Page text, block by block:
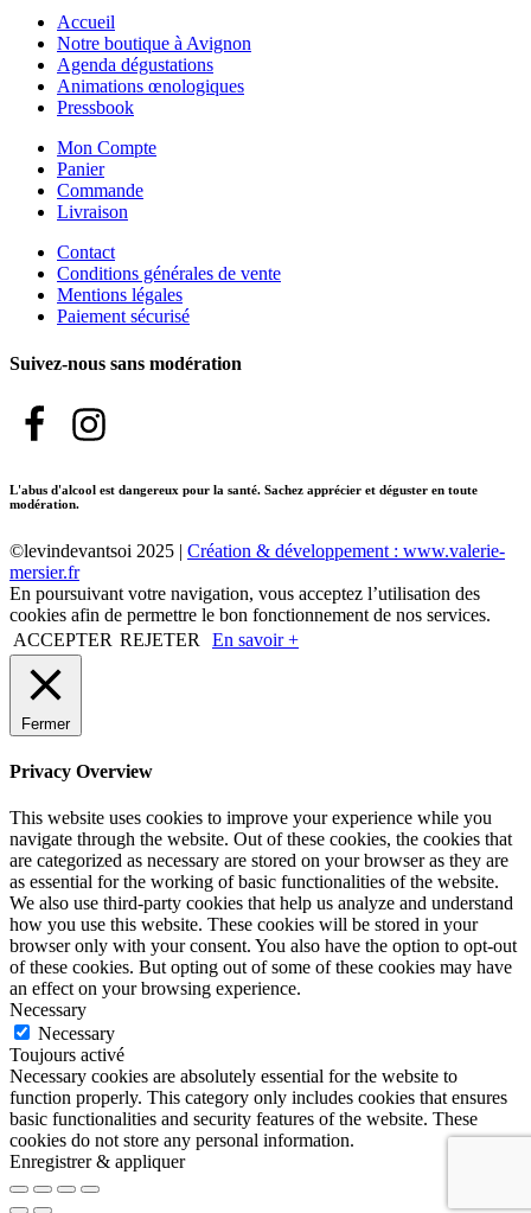
Accueil
Notre boutique à Avignon
Agenda dégustations
Animations œnologiques
Pressbook
Mon Compte
Panier
Commande
Livraison
Contact
Conditions générales de vente
Mentions légales
Paiement sécurisé
Suivez-nous sans modération
L'abus d'alcool est dangereux pour la santé. Sachez apprécier et déguster en toute
modération.
©levindevantsoi 2025 | Création & développement : www.valerie-
mersier.fr
En poursuivant votre navigation, vous acceptez l’utilisation des
cookies afin de permettre le bon fonctionnement de nos services.
ACCEPTER REJETER En savoir +
Fermer
Privacy Overview
This website uses cookies to improve your experience while you
navigate through the website. Out of these cookies, the cookies that
are categorized as necessary are stored on your browser as they are
as essential for the working of basic functionalities of the website.
We also use third-party cookies that help us analyze and understand
how you use this website. These cookies will be stored in your
browser only with your consent. You also have the option to opt-out
of these cookies. But opting out of some of these cookies may have
an effect on your browsing experience.
Necessary
Necessary
Toujours activé
Necessary cookies are absolutely essential for the website to
function properly. This category only includes cookies that ensures
basic functionalities and security features of the website. These
cookies do not store any personal information.
Enregistrer & appliquer